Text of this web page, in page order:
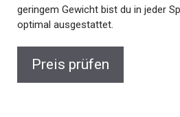
geringem Gewicht bist du in jeder
optimal ausgestattet.
Preis prüfen
Jetzt